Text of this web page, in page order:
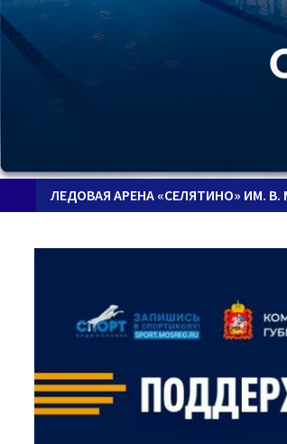
ЛЕДОВАЯ АРЕНА «СЕЛЯТИНО» ИМ.